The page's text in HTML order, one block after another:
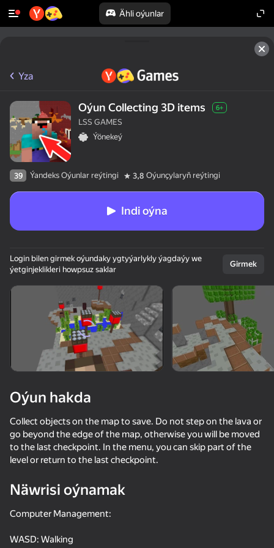
Ähli oýunlar
Enjamy aýlaň
Bu oýun diňe peýza
ugry goldaýar
adingüklemek
Yza
Oýun Collecting 3D items 6+
LSS GAMES
Ýönekeý
39 Ýandeks Oýunlar reýtingi 3,8 Oýunçylaryň reýtingi
Indi oýna
Login bilen girmek oýundaky ygtyýarlykly ýagdaýy we
ýetginjeklikleri howpsuz saklar
Girmek
Oýun hakda
Collect objects on the map to save. Do not step on the lava or
go beyond the edge of the map, otherwise you will be moved
to the last checkpoint. In the menu, you can skip part of the
level or return to the last checkpoint.
Näwrisi oýnamak
Computer Management:
WASD: Walking